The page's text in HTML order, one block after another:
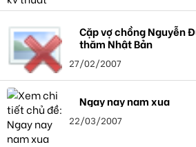
Cặp vợ chồng Nguyễn
thăm Nhật Bản
27/02/2007
Ngay nay nam xua
22/03/2007